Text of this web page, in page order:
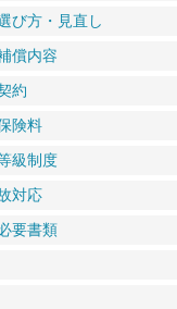
び方・見直し
償内容
約
険料
級制度
対応
要書類